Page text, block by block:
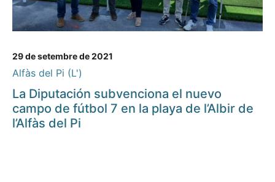
29 de setembre de 2021
Alfàs del Pi (L')
La Diputación subvenciona el nuevo
campo de fútbol 7 en la playa de l’Albir de
l’Alfàs del Pi